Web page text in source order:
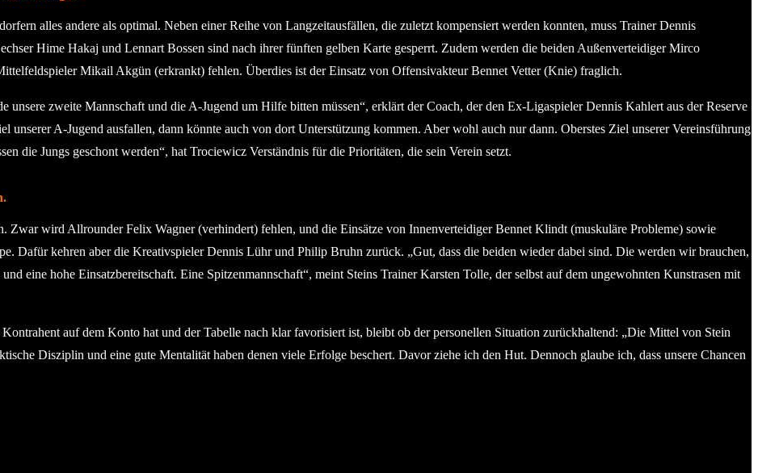
alles andere als optimal. Neben einer Reihe von Langzeitausfällen, die zuletzt kompensiert werden konnten, muss Trainer Dennis
Hime Hakaj und Lennart Bossen sind nach ihrer fünften gelben Karte gesperrt. Zudem werden die beiden Außenverteidiger Mirco
Mikail Akgün (erkrankt) fehlen. Überdies ist der Einsatz von Offensivakteur Bennet Vetter (Knie) fraglich.
unsere zweite Mannschaft und die A-Jugend um Hilfe bitten müssen“, erklärt der Coach, der den Ex-Ligaspieler Dennis Kahlert aus der Reserve
unserer A-Jugend ausfallen, dann könnte auch von dort Unterstützung kommen. Aber wohl auch nur dann. Oberstes Ziel unserer Vereinsführung
die Jungs geschont werden“, hat Trociewicz Verständnis für die Prioritäten, die sein Verein setzt.
Zwar wird Allrounder Felix Wagner (verhindert) fehlen, und die Einsätze von Innenverteidiger Bennet Klindt (muskuläre Probleme) sowie
Dafür kehren aber die Kreativspieler Dennis Lühr und Philip Bruhn zurück. „Gut, dass die beiden wieder dabei sind. Die werden wir brauchen,
eine hohe Einsatzbereitschaft. Eine Spitzenmannschaft“, meint Steins Trainer Karsten Tolle, der selbst auf dem ungewohnten Kunstrasen mit
auf dem Konto hat und der Tabelle nach klar favorisiert ist, bleibt ob der personellen Situation zurückhaltend: „Die Mittel von Stein
Disziplin und eine gute Mentalität haben denen viele Erfolge beschert. Davor ziehe ich den Hut. Dennoch glaube ich, dass unsere Chancen